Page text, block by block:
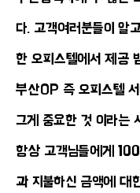
다. 고객여러분들이 알
한 오피스텔에서 제공
부산OP 즉 오피스텔
그게 중요한 것 이라는
항상 고객님들에게
과 지불하신 금액에 대